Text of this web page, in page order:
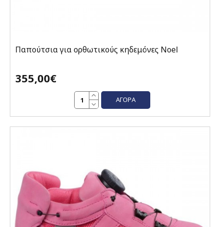
Παπούτσια για ορθωτικούς κηδεμόνες Noel
355,00€
ΑΓΟΡΆ